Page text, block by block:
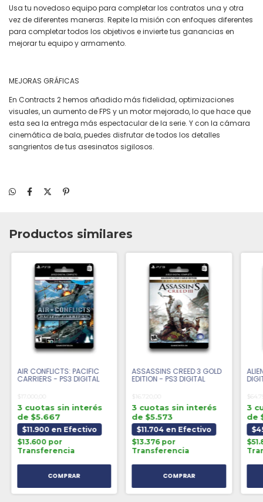
Usa tu novedoso equipo para completar los contratos una y otra
vez de diferentes maneras. Repite la misión con enfoques diferentes
para completar todos los objetivos e invierte tus ganancias en
mejorar tu equipo y armamento.
MEJORAS GRÁFICAS
En Contracts 2 hemos añadido más fidelidad, optimizaciones
visuales, un aumento de FPS y un motor mejorado, lo que hace que
esta sea la entrega más espectacular de la serie. Y con la cámara
cinemática de bala, puedes disfrutar de todos los detalles
sangrientos de tus asesinatos sigilosos.
Productos similares
AIR CONFLICTS: PACIFIC
CARRIERS - PS3 DIGITAL
$17.000,00
3 cuotas sin interés
de $5.667
$11.900 en Efectivo
$13.600 por
Transferencia
ASSASSINS CREED 3 GOLD
EDITION - PS3 DIGITAL
$16.720,00
3 cuotas sin interés
de $5.573
$11.704 en Efectivo
$13.376 por
Transferencia
3
de